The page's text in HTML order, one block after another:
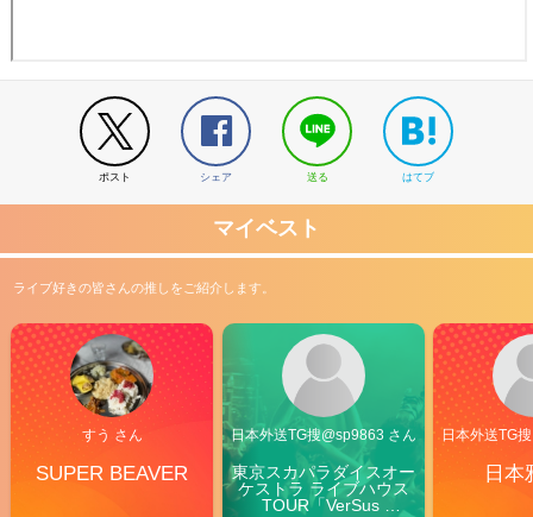
ポスト シェア 送る はてブ
マイベスト
ライブ好きの皆さんの推しをご紹介します。
すう さん
SUPER BEAVER
日本外送TG搜@sp9863 さん
東京スカパラダイスオー
ケストラ ライブハウス
TOUR「VerSus
日本外送TG
日本